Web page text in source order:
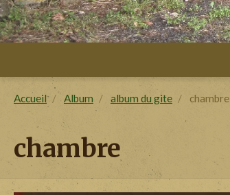
Accueil Album album du gite chambre
chambre